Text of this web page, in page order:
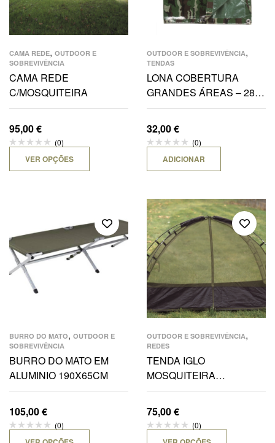
CAMA REDE, OUTDOOR E
SOBREVIVÊNCIA
CAMA REDE
C/MOSQUITEIRA
95,00€
(0)
VER OPÇÕES
OUTDOOR E SOBREVIVÊNCIA,
TENDAS
LONA COBERTURA
GRANDES ÁREAS – 285
x 400 CM WOODLAND
32,00€
(0)
ADICIONAR
BURRO DO MATO, OUTDOOR E
SOBREVIVÊNCIA
BURRO DO MATO EM
ALUMINIO 190X65CM
105,00€
(0)
OUTDOOR E SOBREVIVÊNCIA,
REDES
TENDA IGLO
MOSQUITEIRA
210X110X70 CM
75,00€
(0)